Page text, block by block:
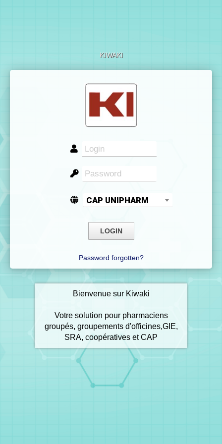
KIWAKI
CAP UNIPHARM
Password forgotten?
Bienvenue sur Kiwaki
Votre solution pour pharmaciens
groupés, groupements d'officines,GIE,
SRA, coopératives et CAP